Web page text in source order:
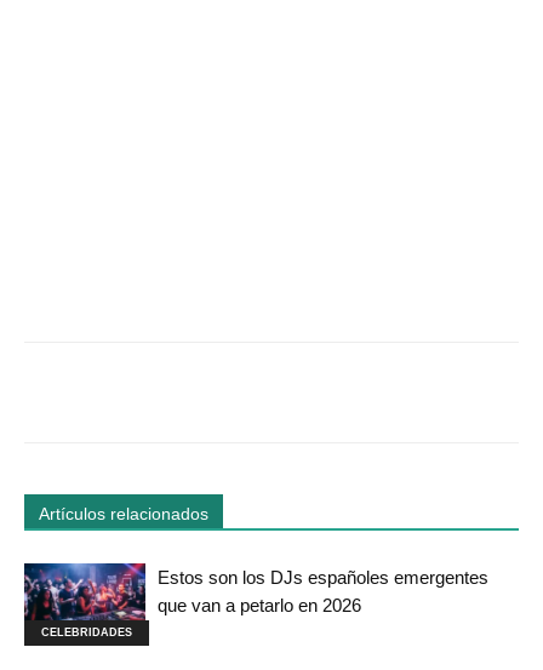
Artículos relacionados
CELEBRIDADES
Estos son los DJs españoles emergentes
que van a petarlo en 2026